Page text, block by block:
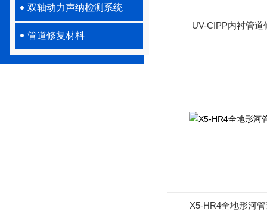
双轴动力声纳检测系统
管道修复材料
UV-CIPP内衬管道
X5-HR4全地形河